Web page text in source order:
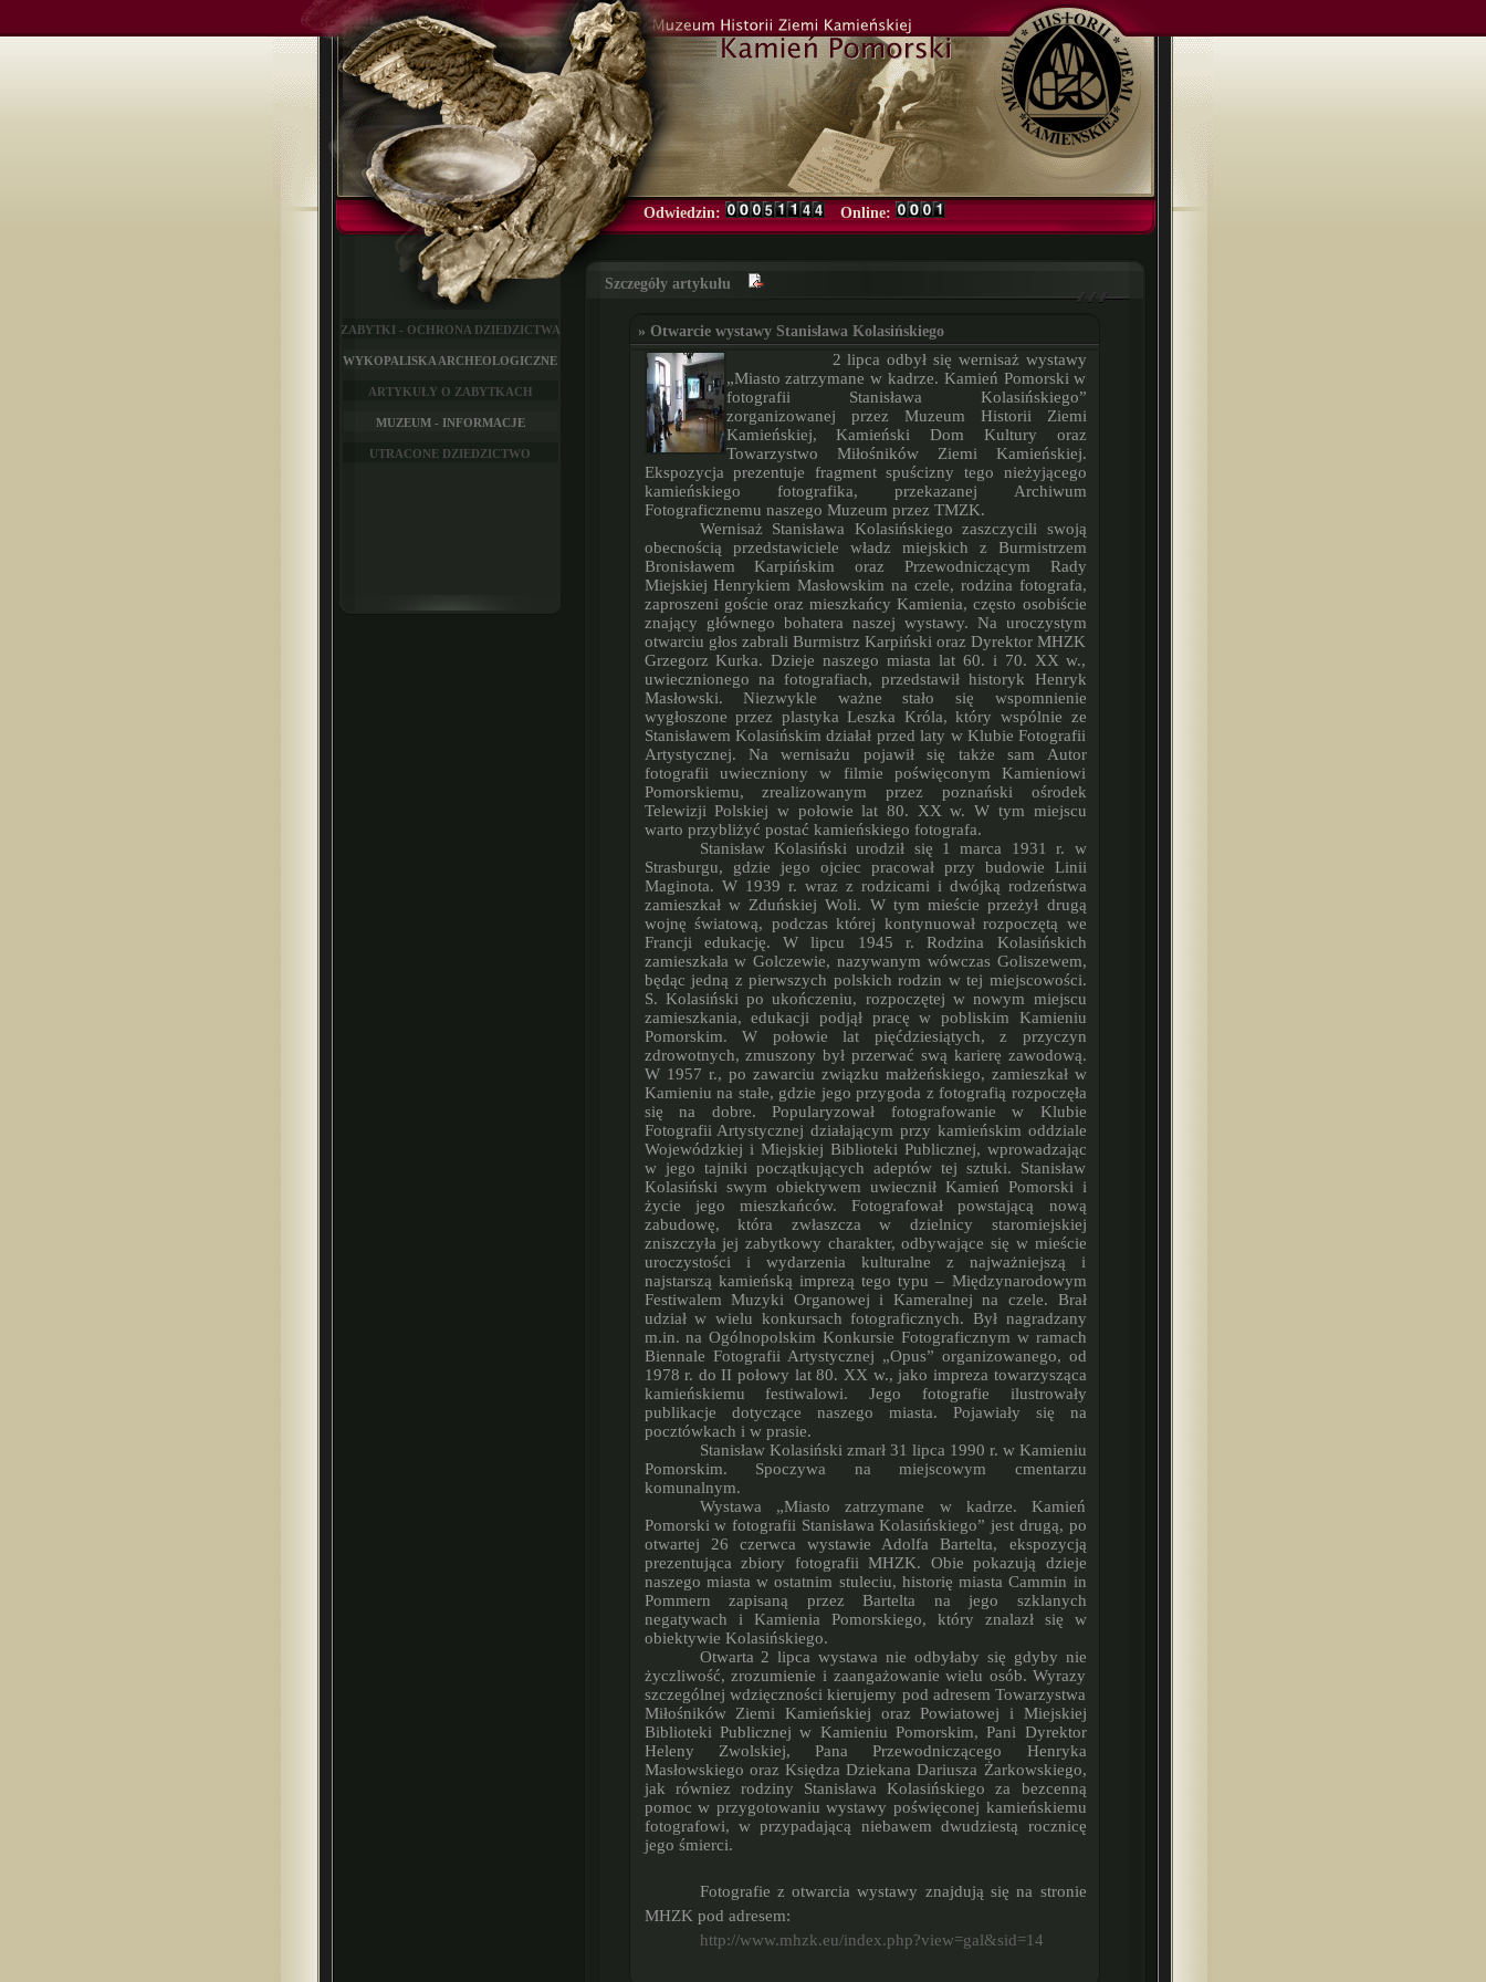
Odwiedzin: Online:
ZABYTKI - OCHRONA DZIEDZICTWA
WYKOPALISKA ARCHEOLOGICZNE
ARTYKUŁY O ZABYTKACH
MUZEUM - INFORMACJE
UTRACONE DZIEDZICTWO
Szczegóły artykułu
» Otwarcie wystawy Stanisława Kolasińskiego
2 lipca odbył się wernisaż wystawy
„Miasto zatrzymane w kadrze. Kamień Pomorski w
fotografii Stanisława Kolasińskiego”
zorganizowanej przez Muzeum Historii Ziemi
Kamieńskiej, Kamieński Dom Kultury oraz
Towarzystwo Miłośników Ziemi Kamieńskiej.
Ekspozycja prezentuje fragment spuścizny tego nieżyjącego
kamieńskiego fotografika, przekazanej Archiwum
Fotograficznemu naszego Muzeum przez TMZK.
Wernisaż Stanisława Kolasińskiego zaszczycili swoją
obecnością przedstawiciele władz miejskich z Burmistrzem
Bronisławem Karpińskim oraz Przewodniczącym Rady
Miejskiej Henrykiem Masłowskim na czele, rodzina fotografa,
zaproszeni goście oraz mieszkańcy Kamienia, często osobiście
znający głównego bohatera naszej wystawy. Na uroczystym
otwarciu głos zabrali Burmistrz Karpiński oraz Dyrektor MHZK
Grzegorz Kurka. Dzieje naszego miasta lat 60. i 70. XX w.,
uwiecznionego na fotografiach, przedstawił historyk Henryk
Masłowski. Niezwykle ważne stało się wspomnienie
wygłoszone przez plastyka Leszka Króla, który wspólnie ze
Stanisławem Kolasińskim działał przed laty w Klubie Fotografii
Artystycznej. Na wernisażu pojawił się także sam Autor
fotografii uwieczniony w filmie poświęconym Kamieniowi
Pomorskiemu, zrealizowanym przez poznański ośrodek
Telewizji Polskiej w połowie lat 80. XX w. W tym miejscu
warto przybliżyć postać kamieńskiego fotografa.
Stanisław Kolasiński urodził się 1 marca 1931 r. w
Strasburgu, gdzie jego ojciec pracował przy budowie Linii
Maginota. W 1939 r. wraz z rodzicami i dwójką rodzeństwa
zamieszkał w Zduńskiej Woli. W tym mieście przeżył drugą
wojnę światową, podczas której kontynuował rozpoczętą we
Francji edukację. W lipcu 1945 r. Rodzina Kolasińskich
zamieszkała w Golczewie, nazywanym wówczas Goliszewem,
będąc jedną z pierwszych polskich rodzin w tej miejscowości.
S. Kolasiński po ukończeniu, rozpoczętej w nowym miejscu
zamieszkania, edukacji podjął pracę w pobliskim Kamieniu
Pomorskim. W połowie lat pięćdziesiątych, z przyczyn
zdrowotnych, zmuszony był przerwać swą karierę zawodową.
W 1957 r., po zawarciu związku małżeńskiego, zamieszkał w
Kamieniu na stałe, gdzie jego przygoda z fotografią rozpoczęła
się na dobre. Popularyzował fotografowanie w Klubie
Fotografii Artystycznej działającym przy kamieńskim oddziale
Wojewódzkiej i Miejskiej Biblioteki Publicznej, wprowadzając
w jego tajniki początkujących adeptów tej sztuki. Stanisław
Kolasiński swym obiektywem uwiecznił Kamień Pomorski i
życie jego mieszkańców. Fotografował powstającą nową
zabudowę, która zwłaszcza w dzielnicy staromiejskiej
zniszczyła jej zabytkowy charakter, odbywające się w mieście
uroczystości i wydarzenia kulturalne z najważniejszą i
najstarszą kamieńską imprezą tego typu – Międzynarodowym
Festiwalem Muzyki Organowej i Kameralnej na czele. Brał
udział w wielu konkursach fotograficznych. Był nagradzany
m.in. na Ogólnopolskim Konkursie Fotograficznym w ramach
Biennale Fotografii Artystycznej „Opus” organizowanego, od
1978 r. do II połowy lat 80. XX w., jako impreza towarzysząca
kamieńskiemu festiwalowi. Jego fotografie ilustrowały
publikacje dotyczące naszego miasta. Pojawiały się na
pocztówkach i w prasie.
Stanisław Kolasiński zmarł 31 lipca 1990 r. w Kamieniu
Pomorskim. Spoczywa na miejscowym cmentarzu
komunalnym.
Wystawa „Miasto zatrzymane w kadrze. Kamień
Pomorski w fotografii Stanisława Kolasińskiego” jest drugą, po
otwartej 26 czerwca wystawie Adolfa Bartelta, ekspozycją
prezentująca zbiory fotografii MHZK. Obie pokazują dzieje
naszego miasta w ostatnim stuleciu, historię miasta Cammin in
Pommern zapisaną przez Bartelta na jego szklanych
negatywach i Kamienia Pomorskiego, który znalazł się w
obiektywie Kolasińskiego.
Otwarta 2 lipca wystawa nie odbyłaby się gdyby nie
życzliwość, zrozumienie i zaangażowanie wielu osób. Wyrazy
szczególnej wdzięczności kierujemy pod adresem Towarzystwa
Miłośników Ziemi Kamieńskiej oraz Powiatowej i Miejskiej
Biblioteki Publicznej w Kamieniu Pomorskim, Pani Dyrektor
Heleny Zwolskiej, Pana Przewodniczącego Henryka
Masłowskiego oraz Księdza Dziekana Dariusza Żarkowskiego,
jak równiez rodziny Stanisława Kolasińskiego za bezcenną
pomoc w przygotowaniu wystawy poświęconej kamieńskiemu
fotografowi, w przypadającą niebawem dwudziestą rocznicę
jego śmierci.
Fotografie z otwarcia wystawy znajdują się na stronie
MHZK pod adresem:
http://www.mhzk.eu/index.php?view=gal&sid=14